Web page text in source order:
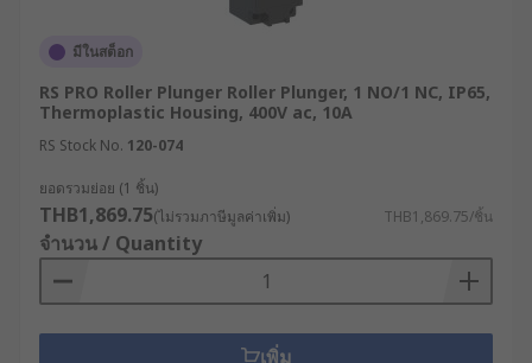
มีในสต็อก
RS PRO Roller Plunger Roller Plunger, 1 NO/1 NC, IP65,
Thermoplastic Housing, 400V ac, 10A
RS Stock No. 120-074
ยอดรวมย่อย (1 ชิ้น)
THB1,869.75(ไม่รวมภาษีมูลค่าเพิ่ม) THB1,869.75/ชิ้น
จำนวน / Quantity
เพิ่ม